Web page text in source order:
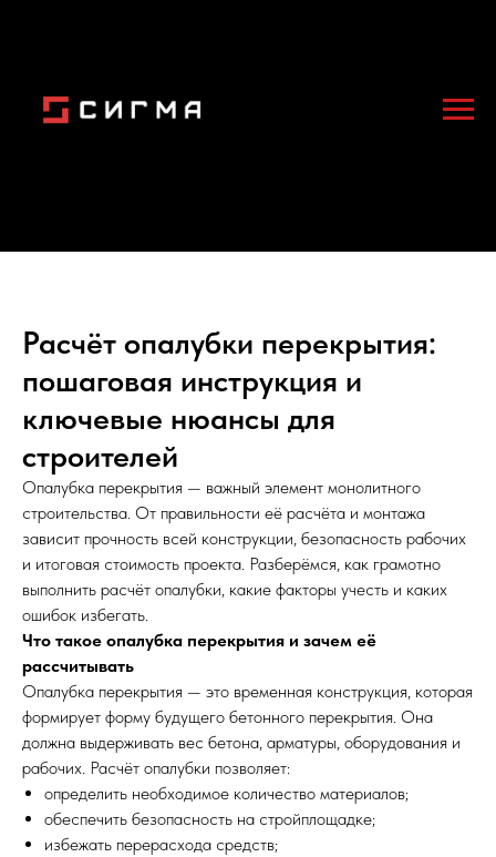
Расчёт опалубки перекрытия:
пошаговая инструкция и
ключевые нюансы для
строителей
Опалубка перекрытия — важный элемент монолитного
строительства. От правильности её расчёта и монтажа
зависит прочность всей конструкции, безопасность рабочих
и итоговая стоимость проекта. Разберёмся, как грамотно
выполнить расчёт опалубки, какие факторы учесть и каких
ошибок избегать.
Что такое опалубка перекрытия и зачем её
рассчитывать
Опалубка перекрытия — это временная конструкция, которая
формирует форму будущего бетонного перекрытия. Она
должна выдерживать вес бетона, арматуры, оборудования и
рабочих. Расчёт опалубки позволяет:
определить необходимое количество материалов;
обеспечить безопасность на стройплощадке;
избежать перерасхода средств;